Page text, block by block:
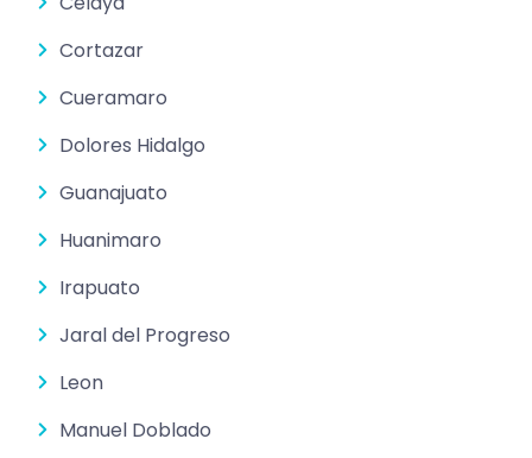
Cortazar
Cueramaro
Dolores Hidalgo
Guanajuato
Huanimaro
Irapuato
Jaral del Progreso
Leon
Manuel Doblado